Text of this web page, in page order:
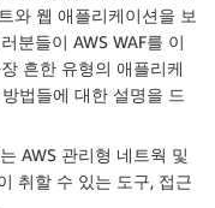
와 웹 애플리케이션을 보
분들이 AWS WAF를 이
흔한 유형의 애플리케
법들에 대한 설명을 드
AWS 관리형 네트웍 및
취할 수 있는 도구, 접근